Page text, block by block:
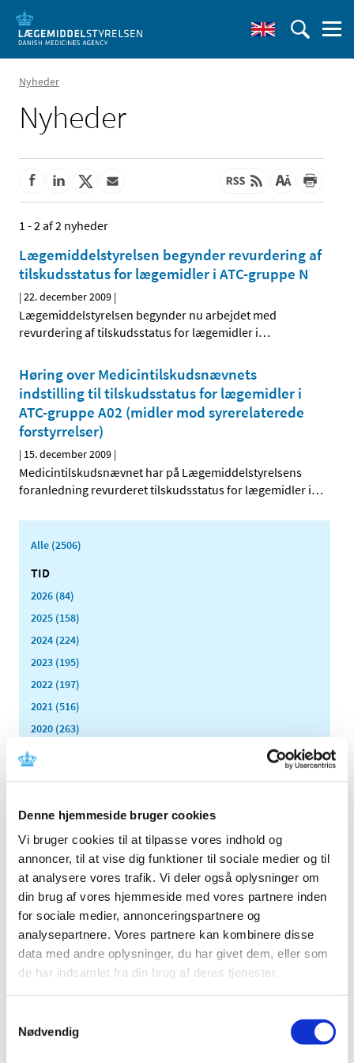
Denne hjemmeside bruger cookies
Vi bruger cookies til at tilpasse vores indhold og
annoncer, til at vise dig funktioner til sociale medier og til
at analysere vores trafik. Vi deler også oplysninger om
din brug af vores hjemmeside med vores partnere inden
for sociale medier, annonceringspartnere og
analysepartnere. Vores partnere kan kombinere disse
data med andre oplysninger, du har givet dem, eller som
de har indsamlet fra din brug af deres tjenester.
Nødvendig
Nyheder
Nyheder
1 - 2 af 2 nyheder
Lægemiddelstyrelsen begynder revurdering af
tilskudsstatus for lægemidler i ATC-gruppe N
|22. december 2009 |
Lægemiddelstyrelsen begynder nu arbejdet med
revurdering af tilskudsstatus for lægemidler i…
Høring over Medicintilskudsnævnets
indstilling til tilskudsstatus for lægemidler i
ATC-gruppe A02 (midler mod syrerelaterede
forstyrrelser)
| 15. december 2009 |
Medicintilskudsnævnet har på Lægemiddelstyrelsens
foranledning revurderet tilskudsstatus for lægemidler i…
Alle (2506)
TID
2026 (84)
2025 (158)
2024 (224)
2023 (195)
2022 (197)
2021 (516)
2020 (263)
2016 (167)
2015 (33)
2014 (44)
2013 (49)
2012 (44)
2011 (13)
2010 (7)
2009 (14)
december (2)
oktober (1)